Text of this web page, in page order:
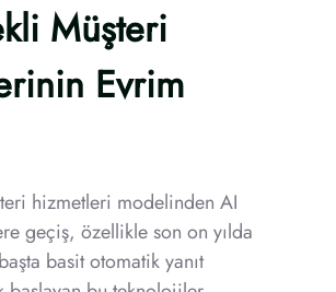
Müşteri
Evrim
hizmetleri modelinden AI
geçiş, özellikle son on yılda
basit otomatik yanıt